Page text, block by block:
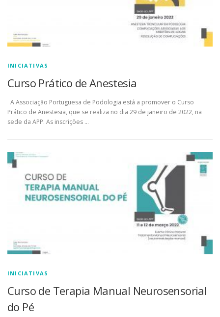
INICIATIVAS
Curso Prático de Anestesia
A Associação Portuguesa de Podologia está a promover o Curso
Prático de Anestesia, que se realiza no dia 29 de janeiro de 2022, na
sede da APP. As inscrições …
INICIATIVAS
Curso de Terapia Manual Neurosensorial
do Pé